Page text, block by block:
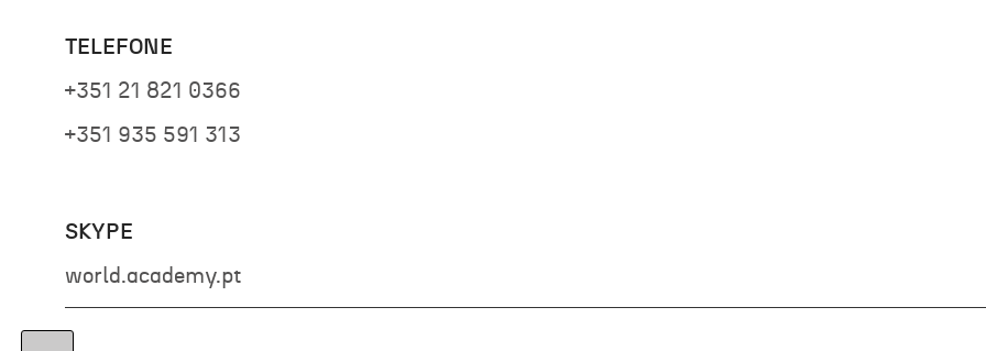
TELEFONE
+351 21 821 0366
+351 935 591 313
SKYPE
world.academy.pt